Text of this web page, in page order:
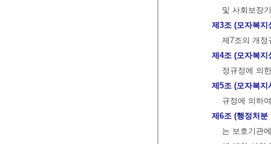
및 사회보장
제3조 (모자복지
제7조의 개정
제4조 (모자복지
정규정에 의
제5조 (모자복지
규정에 의하
제6조 (행정처분
는 보호기관